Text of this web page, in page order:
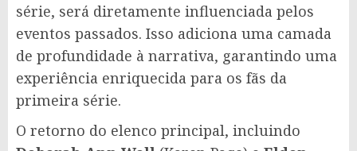
série, será diretamente influenciada pelos
eventos passados. Isso adiciona uma camada
de profundidade à narrativa, garantindo uma
experiência enriquecida para os fãs da
primeira série.
O retorno do elenco principal, incluindo